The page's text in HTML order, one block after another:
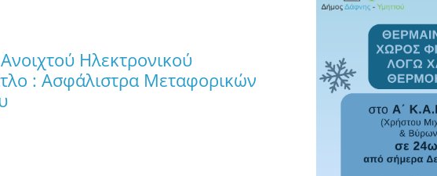
Ηλεκτρονικού
: Ασφάλιστρα Μεταφορικών